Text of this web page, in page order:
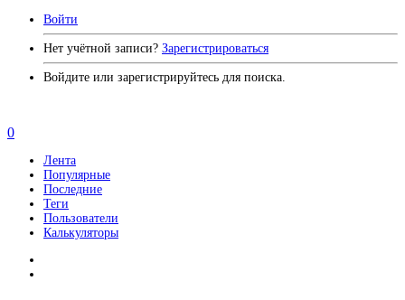
Войти
Нет учётной записи? Зарегистрироваться
Войдите или зарегистрируйтесь для поиска.
0
Лента
Популярные
Последние
Теги
Пользователи
Калькуляторы